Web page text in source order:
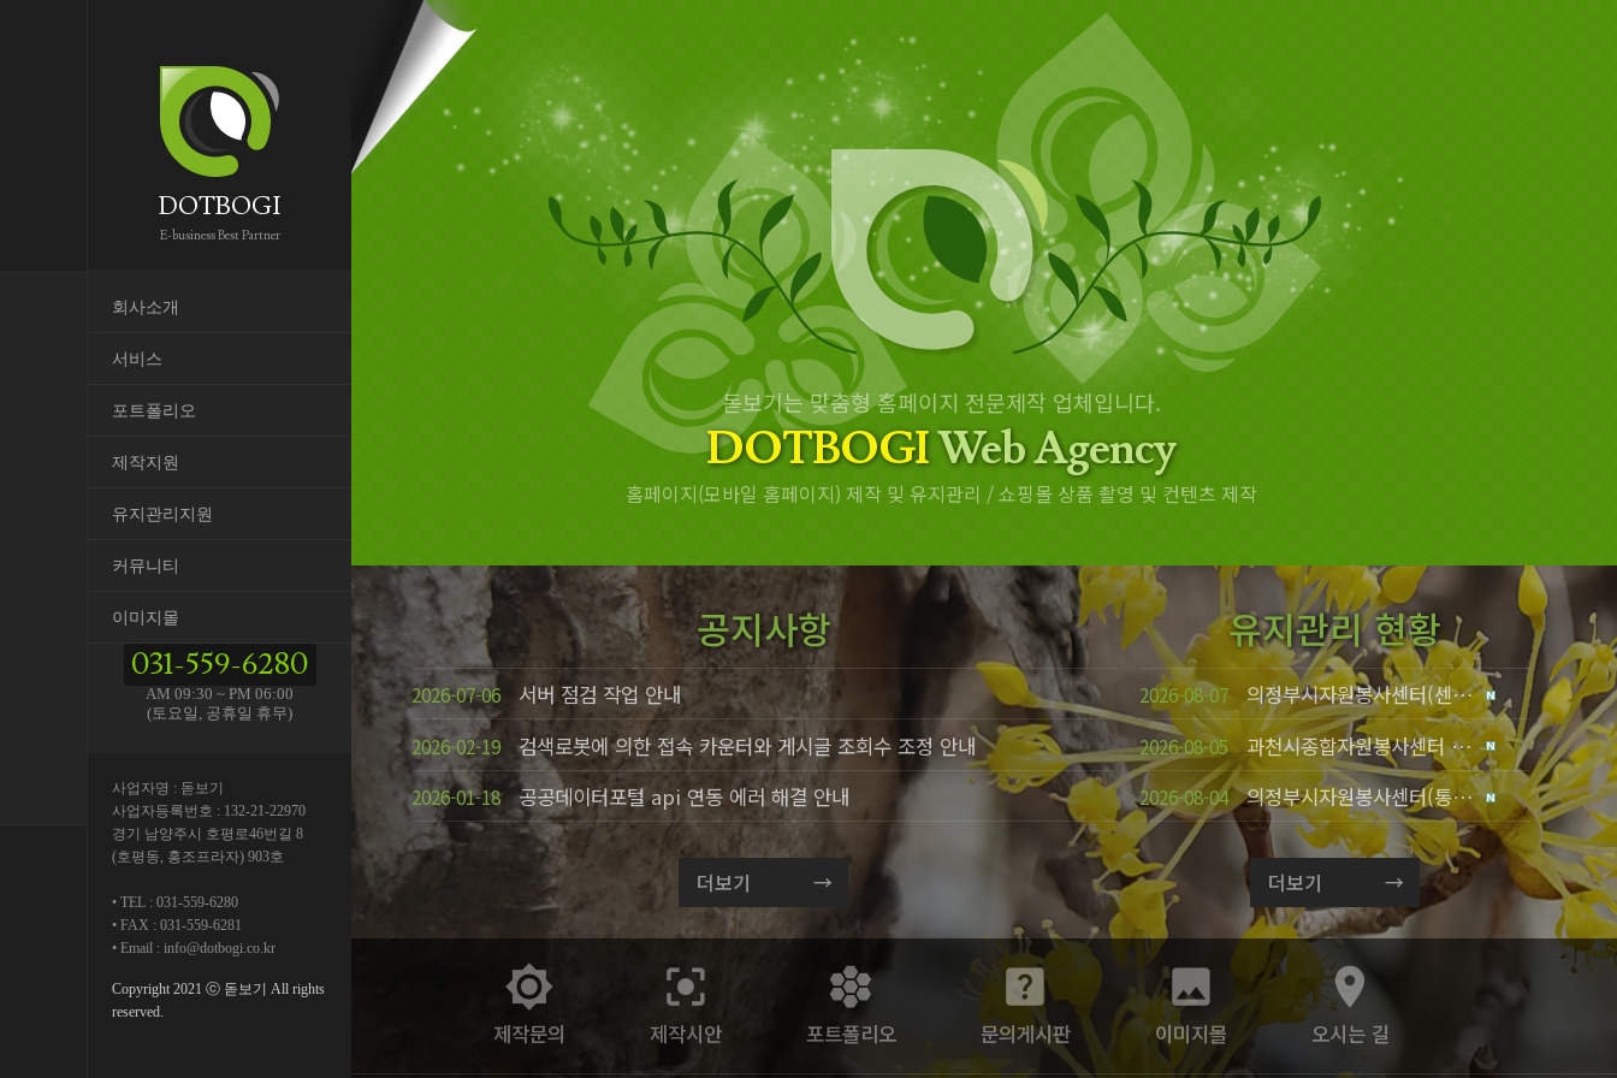
DOTBOGI
E-business Best Partner
회사소개
서비스
포트폴리오
제작지원
유지관리지원
커뮤니티
이미지몰
031-559-6280
AM 09:30 ~ PM 06:00
(토요일, 공휴일 휴무)
사업자명 : 돋보기
사업자등록번호 : 132-21-22970
경기 남양주시 호평로46번길 8
(호평동, 홍조프라자) 903호
TEL : 031-559-6280
FAX : 031-559-6281
Email : info@dotbogi.co.kr
Copyright 2021 ⓒ 돋보기 All rights
reserved.
돋보기는 맞춤형 홈페이지 전문제작 업체입니다.
DOTBOGIWeb Agency
홈페이지(모바일 홈페이지) 제작 및 유지관리 / 쇼핑몰 상품 촬영 및 컨텐츠 제작
공지사항
2026-07-06 서버 점검 작업 안내
2026-02-19 검색로봇에 의한 접속 카운터와 게시글 조회수 조정 안내
2026-01-18 공공데이터포털 api 연동 에러 해결 안내
더보기
유지관리 현황
2026-08-07 의정부시자원봉사센터(센터소개, 총 2건)
2026-08-05 과천시종합자원봉사센터 온라인 신문 업로드 요청
2026-08-04 의정부시자원봉사센터(통계수정)
더보기
brightness_7
제작문의
center_focus_strong
제작시안
hive
포트폴리오
help_center
문의게시판
photo
이미지몰
room
오시는 길